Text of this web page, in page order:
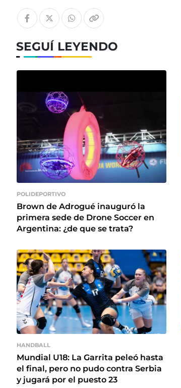
SEGUÍ LEYENDO
POLIDEPORTIVO
Brown de Adrogué inauguró la
primera sede de Drone Soccer en
Argentina: ¿de que se trata?
HANDBALL
Mundial U18: La Garrita peleó hasta
el final, pero no pudo contra Serbia
y jugará por el puesto 23